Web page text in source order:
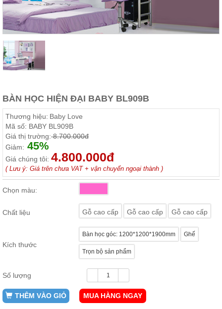
Thất
Phòng
Khách
tủ
rượu,
Bàn
trà...
Thất
Phòng
Ngủ
Giường
ngủ, tủ
áo, bàn
trang
điểm
Nội
Thất
Ăn
ăn,
Nội
Thất
Ban
BÀN HỌC HIỆN ĐẠI BABY BL909B
Thương hiệu: Baby Love
Mã số: BABY BL909B
Giá thị trường:8.700.000đ
Giảm: 45%
Giá chúng tôi: 4.800.000đ
( Lưu ý: Giá trên chưa VAT + vận chuyển ngoại thành )
Chọn màu:
Chất liệu Gỗ cao cấp Gỗ cao cấp Gỗ cao cấp
Kích thước
Bàn học góc: 1200*1200*1900mm Ghế
Trọn bộ sản phẩm
Số lượng
THÊM VÀO GIỎ MUA HÀNG NGAY